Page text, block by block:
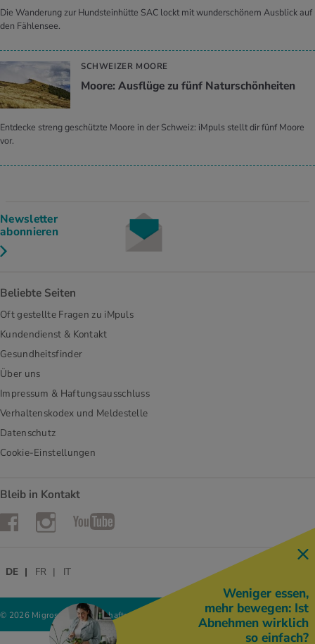
Die Wanderung zur Hundsteinhütte SAC lockt mit wunderschönem Ausblick auf
den Fählensee.
SCHWEIZER MOORE
Moore: Ausflüge zu fünf Naturschönheiten
Entdecke streng geschützte Moore in der Schweiz: iMpuls stellt dir fünf Moore
vor.
Newsletter
abonnieren
Beliebte Seiten
Oft gestellte Fragen zu iMpuls
Kundendienst & Kontakt
Gesundheitsfinder
Über uns
Impressum & Haftungsausschluss
Verhaltenskodex und Meldestelle
Datenschutz
Cookie-Einstellungen
Bleib in Kontakt
FacebookInstagramYouTube
© 2026 Migros-Genossenschafts-Bund
DE FR IT
Weniger essen,
mehr bewegen: Ist
Abnehmen wirklich
so einfach?